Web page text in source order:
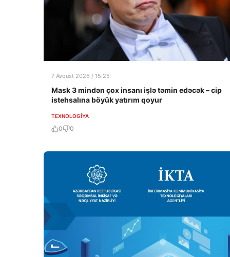
7 Avqust 2026 / 15:25
Mask 3 mindən çox insanı işlə təmin edəcək – cip
istehsalına böyük yatırım qoyur
TEXNOLOGIYA
0 0